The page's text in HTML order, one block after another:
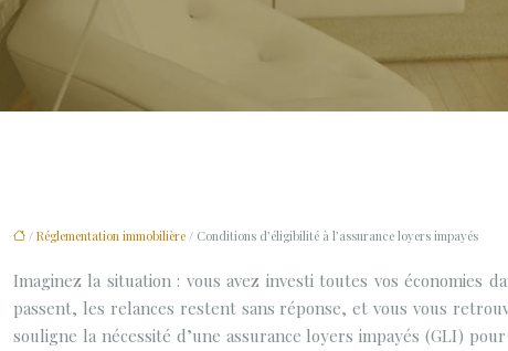
/ Réglementation immobilière / Conditions d’éligibilité à l’assurance loyers impayés
Imaginez la situation : vous avez investi toutes vos économies
passent, les relances restent sans réponse, et vous vous
souligne la nécessité d’une assurance loyers impayés (GLI)